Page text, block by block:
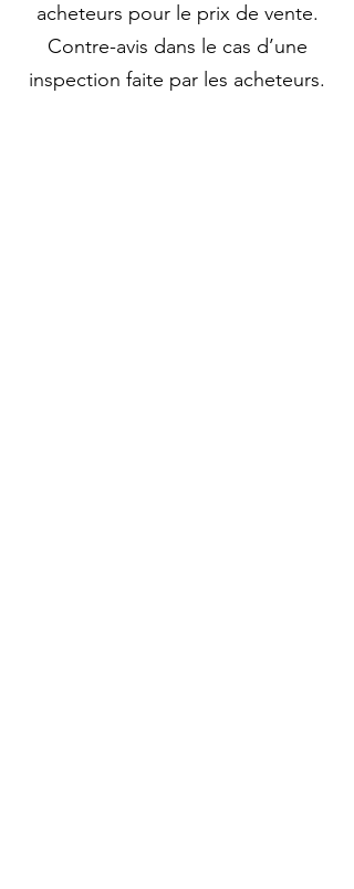
acheteurs pour le prix de vente.
Contre-avis dans le cas d’une
inspection faite par les acheteurs.